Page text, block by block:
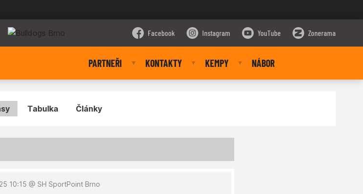
Facebook Instagram YouTube Zonerama
PARTNEŘI KONTAKTY KEMPY NÁBOR
Tabulka Články
10:15 @ SH SportPoint Brno